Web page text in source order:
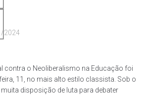
2024
contra o Neoliberalismo na Educação foi
11, no mais alto estilo classista. Sob o
disposição de luta para debater